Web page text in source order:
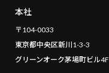
本社
〒104-0033
東京都中央区新川1-3-3
グリーンオーク茅場町ビル4F